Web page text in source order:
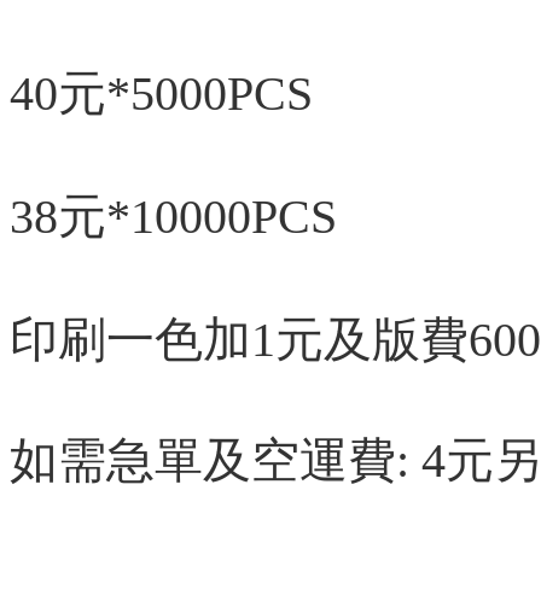
40元*5000PCS
38元*10000PCS
印刷一色加1元及版費
如需急單及空運費: 4元